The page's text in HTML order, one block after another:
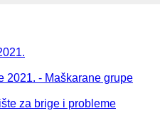
2021. - Maškarane grupe
za brige i probleme